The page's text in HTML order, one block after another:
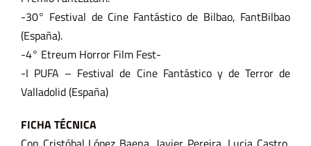
-30° Festival de Cine Fantástico de Bilbao, FantBilbao
(España).
-4° Etreum Horror Film Fest-
-I PUFA – Festival de Cine Fantástico y de Terror de
Valladolid (España)
FICHA TÉCNICA